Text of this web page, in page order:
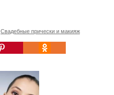
Свадебные прически и макияж